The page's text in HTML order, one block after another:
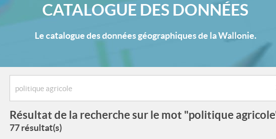
CATALOGUE DES DONNÉES
Le catalogue des données géographiques de la Wallonie.
Résultat de la recherche sur le mot "politique
77 résultat(s)